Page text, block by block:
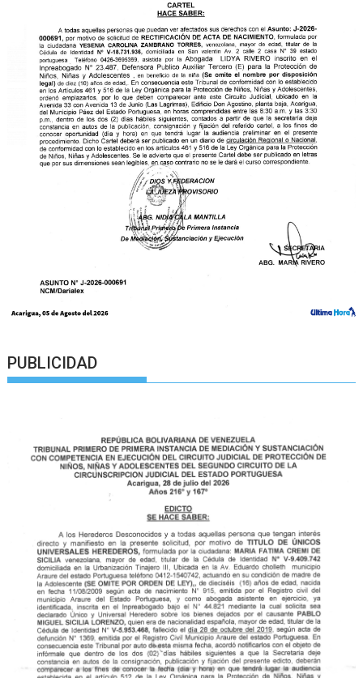
PUBLICIDAD